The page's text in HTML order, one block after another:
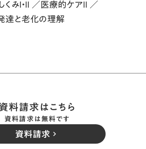
くみⅠ・Ⅱ ／医療的ケアⅡ ／
と老化の理解
料請求はこちら
資料請求は無料です
資料請求 keyboard_arrow_right